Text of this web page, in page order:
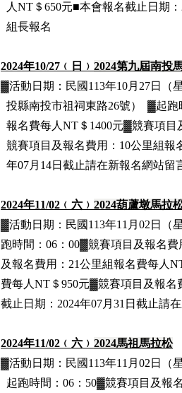
人NT＄650元■本會報名截止日期
組長報名
2024年10/27 ﹙日﹚ 2024第九屆南投
▓活動日期： 民國113年10月27日
（
投縣南投市祖祠東路26號）
▓起跑
報名費每人NT＄1400元▓競賽項目
競賽項目 及報名費用 ：10公里組報
年07月14日截止請在新報名網站留
2024年11/02 ﹙六﹚ 2024葫蘆墩馬拉
▓活動日期： 民國113年11月02日
（
跑時間：06：00▓競賽項目 及報名費
及報名費用 ：21公里組報名費每人
費每人NT＄950元▓競賽項目 及報名
截止日期：2024年07月31日截止請
2024年11/02 ﹙六﹚ 2024馬祖馬拉松
▓活動日期： 民國113年11月02日
（
起跑時間：06：50▓競賽項目 及報